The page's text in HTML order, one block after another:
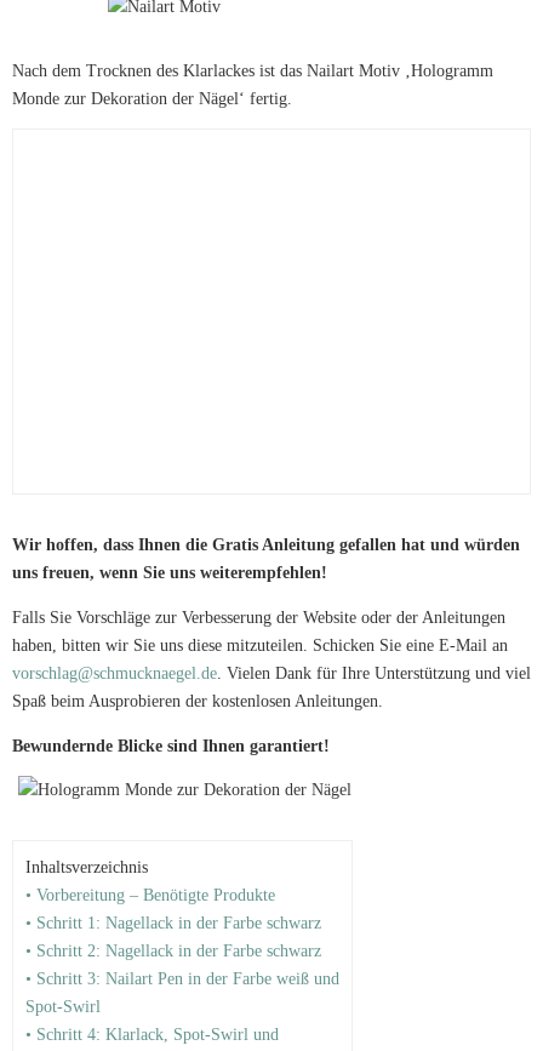
Nach dem Trocknen des Klarlackes ist das Nailart Motiv ‚Hologramm
Monde zur Dekoration der Nägel‘ fertig.
Wir hoffen, dass Ihnen die Gratis Anleitung gefallen hat und würden
uns freuen, wenn Sie uns weiterempfehlen!
Falls Sie Vorschläge zur Verbesserung der Website oder der Anleitungen
haben, bitten wir Sie uns diese mitzuteilen. Schicken Sie eine E-Mail an
vorschlag@schmucknaegel.de . Vielen Dank für Ihre Unterstützung und viel
Spaß beim Ausprobieren der kostenlosen Anleitungen.
Bewundernde Blicke sind Ihnen garantiert!
Inhaltsverzeichnis
• Vorbereitung – Benötigte Produkte
• Schritt 1: Nagellack in der Farbe schwarz
• Schritt 2: Nagellack in der Farbe schwarz
• Schritt 3: Nailart Pen in der Farbe weiß und
Spot-Swirl
• Schritt 4: Klarlack, Spot-Swirl und